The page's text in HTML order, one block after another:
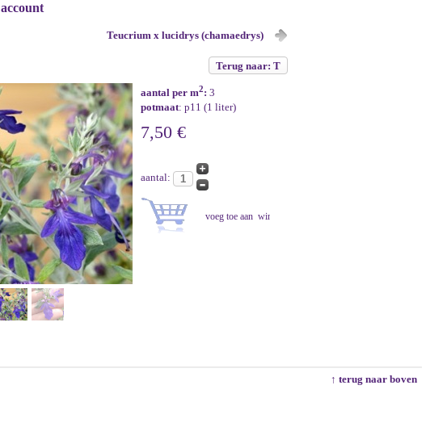
account
Teucrium x lucidrys (chamaedrys)
Terug naar: T
aantal per m2: 3
potmaat: p11 (1 liter)
7,50 €
aantal:
↑ terug naar boven